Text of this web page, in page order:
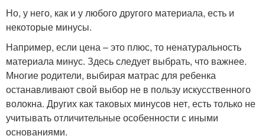
Но, у него, как и у любого другого материала, есть и
некоторые минусы.
Например, если цена – это плюс, то ненатуральность
материала минус. Здесь следует выбрать, что важнее.
Многие родители, выбирая матрас для ребенка
останавливают свой выбор не в пользу искусственного
волокна. Других как таковых минусов нет, есть только не
учитывать отличительные особенности с иными
основаниями.